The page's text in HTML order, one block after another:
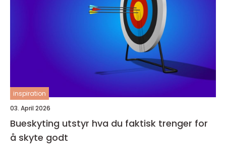
inspiration
03. April 2026
Bueskyting utstyr hva du faktisk trenger for
å skyte godt